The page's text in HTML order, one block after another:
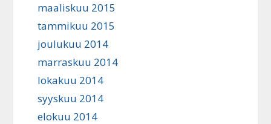
maaliskuu 2015
tammikuu 2015
joulukuu 2014
marraskuu 2014
lokakuu 2014
syyskuu 2014
elokuu 2014